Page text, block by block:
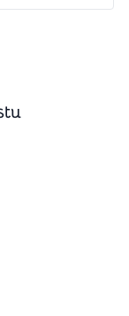
Puzzle 1000 delova